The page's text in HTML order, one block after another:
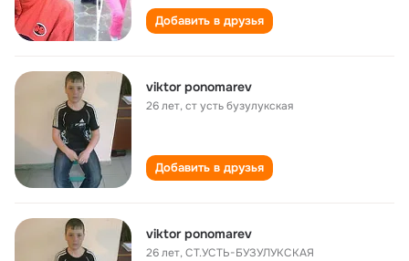
Добавить в друзья
viktor ponomarev
26 лет,ст усть бузулукская
Добавить в друзья
viktor ponomarev
26 лет,СТ.УСТЬ-БУЗУЛУКСКАЯ